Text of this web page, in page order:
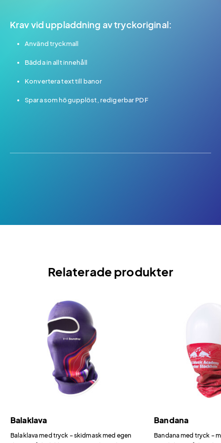
Krav vid uppladdning av tryckoriginal:
Använd tryckmall
Bädda in allt innehåll
Konvertera text till banor
Spara som högupplöst, redigerbar PDF
Relaterade produkter
Balaklava
Balaklava med tryck – skidmask med egen
Bandana
Bandana med tryck –